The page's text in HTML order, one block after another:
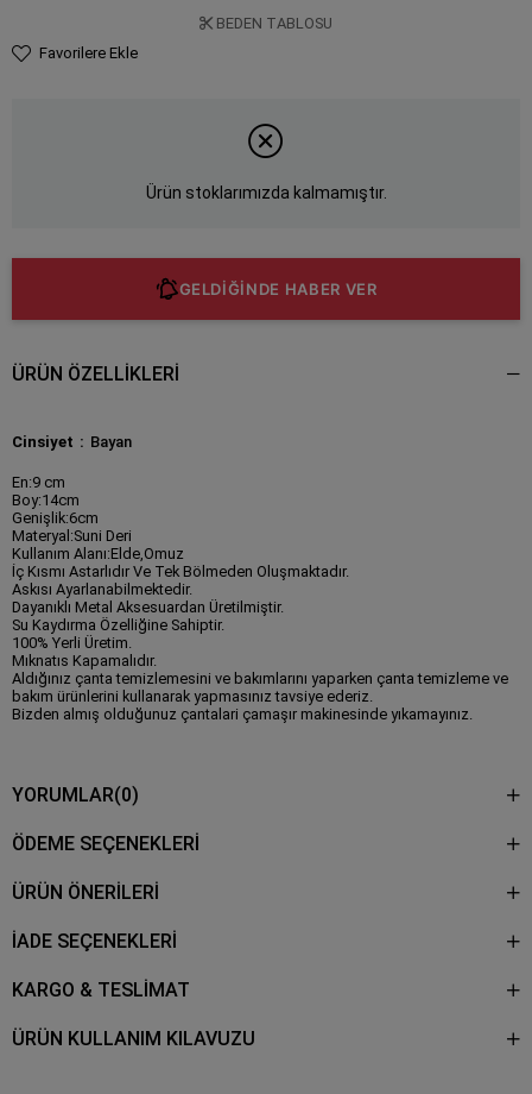
BEDEN TABLOSU
Favorilere Ekle
Ürün stoklarımızda kalmamıştır.
GELDİĞİNDE HABER VER
ÜRÜN ÖZELLIKLERI
Cinsiyet Bayan
En:9 cm
Boy:14cm
Genişlik:6cm
Materyal:Suni Deri
Kullanım Alanı:Elde,Omuz
İç Kısmı Astarlıdır Ve Tek Bölmeden Oluşmaktadır.
Askısı Ayarlanabilmektedir.
Dayanıklı Metal Aksesuardan Üretilmiştir.
Su Kaydırma Özelliğine Sahiptir.
100% Yerli Üretim.
Mıknatıs Kapamalıdır.
Aldığınız çanta temizlemesini ve bakımlarını yaparken çanta temizleme ve
bakım ürünlerini kullanarak yapmasınız tavsiye ederiz.
Bizden almış olduğunuz çantalari çamaşır makinesinde yıkamayınız.
YORUMLAR(0)
ÖDEME SEÇENEKLERI
ÜRÜN ÖNERILERI
İADE SEÇENEKLERİ
KARGO & TESLİMAT
ÜRÜN KULLANIM KILAVUZU